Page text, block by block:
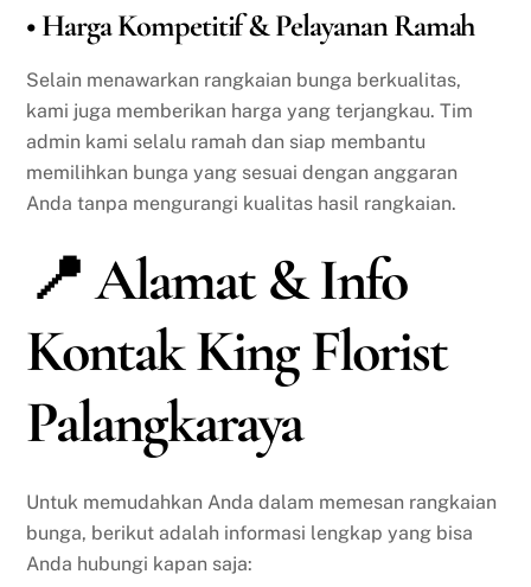
• Harga Kompetitif & Pelayanan Ramah
Selain menawarkan rangkaian bunga berkualitas,
kami juga memberikan harga yang terjangkau. Tim
admin kami selalu ramah dan siap membantu
memilihkan bunga yang sesuai dengan anggaran
Anda tanpa mengurangi kualitas hasil rangkaian.
📍 Alamat & Info
Kontak King Florist
Palangkaraya
Untuk memudahkan Anda dalam memesan rangkaian
bunga, berikut adalah informasi lengkap yang bisa
Anda hubungi kapan saja: